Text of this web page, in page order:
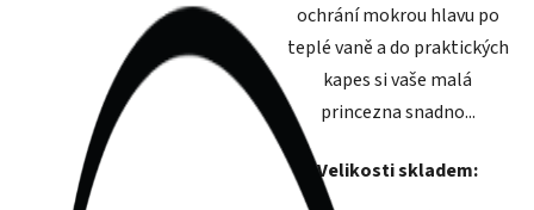
ochrání mokrou hlavu po
teplé vaně a do praktických
kapes si vaše malá
princezna snadno...
Velikosti skladem: